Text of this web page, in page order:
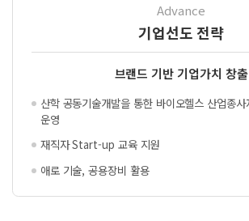
Advance
기업선도 전략
브랜드 기반 기업가치 창출
산학 공동기술개발을 통한 바이오헬스 산업종
운영
재직자 Start-up 교육 지원
애로 기술, 공용장비 활용